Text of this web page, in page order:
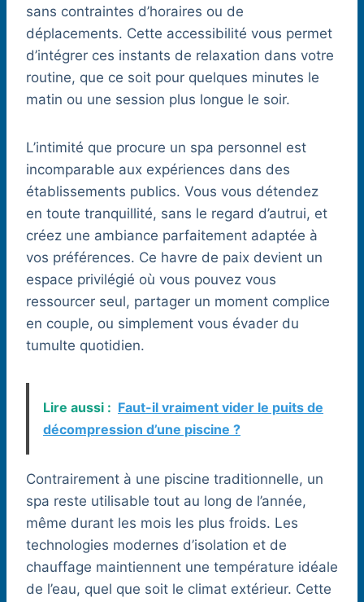
sans contraintes d’horaires ou de
déplacements. Cette accessibilité vous permet
d’intégrer ces instants de relaxation dans votre
routine, que ce soit pour quelques minutes le
matin ou une session plus longue le soir.
L’intimité que procure un spa personnel est
incomparable aux expériences dans des
établissements publics. Vous vous détendez
en toute tranquillité, sans le regard d’autrui, et
créez une ambiance parfaitement adaptée à
vos préférences. Ce havre de paix devient un
espace privilégié où vous pouvez vous
ressourcer seul, partager un moment complice
en couple, ou simplement vous évader du
tumulte quotidien.
Lire aussi : Faut-il vraiment vider le puits de
décompression d’une piscine ?
Contrairement à une piscine traditionnelle, un
spa reste utilisable tout au long de l’année,
même durant les mois les plus froids. Les
technologies modernes d’isolation et de
chauffage maintiennent une température idéale
de l’eau, quel que soit le climat extérieur. Cette